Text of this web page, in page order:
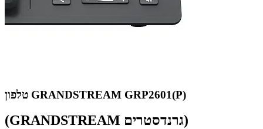
טלפון GRANDSTREAM GRP2601(P)
(GRANDSTREAM גרנדסטרים)